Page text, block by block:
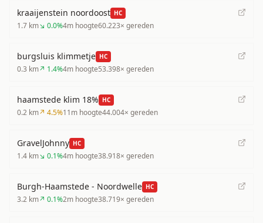
kraaijenstein noordoost HC
1.7 km↘ 0.0%4m hoogte60.223× gereden
burgsluis klimmetje HC
0.3 km↗ 1.4%4m hoogte53.398× gereden
haamstede klim 18% HC
0.2 km↗ 4.5%11m hoogte44.004× gereden
GravelJohnny HC
1.4 km↘ 0.1%4m hoogte38.918× gereden
Burgh-Haamstede - Noordwelle HC
3.2 km↗ 0.1%2m hoogte38.719× gereden